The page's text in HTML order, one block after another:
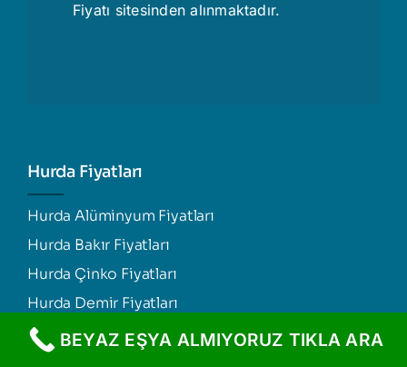
Fiyatı sitesinden alınmaktadır.
Hurda Fiyatları
Hurda Alüminyum Fiyatları
Hurda Bakır Fiyatları
Hurda Çinko Fiyatları
Hurda Demir Fiyatları
Hurda Kablo Fiyatları
BEYAZ EŞYA ALMIYORUZ TIKLA ARA